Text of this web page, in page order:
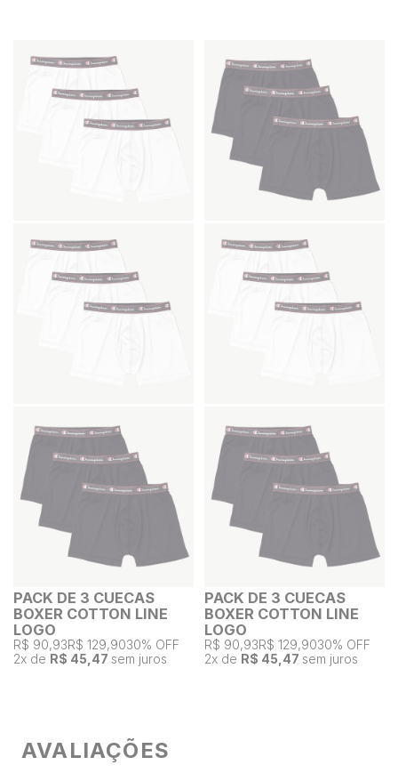
PACK DE 3 CUECAS
BOXER COTTON LINE
LOGO
R$ 90,93R$ 129,9030% OFF
2x de R$ 45,47 sem juros
PACK DE 3 CUECAS
BOXER COTTON LINE
LOGO
R$ 90,93R$ 129,9030% OFF
2x de R$ 45,47 sem juros
AVALIAÇÕES